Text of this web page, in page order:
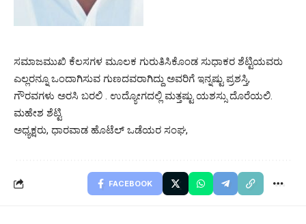
‌ಸಮಾಜಮುಖಿ ಕೆಲಸಗಳ ಮೂಲಕ ಗುರುತಿಸಿಕೊಂಡ ಸುಧಾಕರ ಶೆಟ್ಟಿಯವರು
ಎಲ್ಲರನ್ನೂ ಒಂದಾಗಿಸುವ ಗುಣದವರಾಗಿದ್ದು ಅವರಿಗೆ ಇನ್ನಷ್ಟು ಪ್ರಶಸ್ತಿ,
ಗೌರವಗಳು ಅರಸಿ ಬರಲಿ . ಉದ್ಯೋಗದಲ್ಲಿ ಮತ್ತಷ್ಟು ಯಶಸ್ಸು ದೊರೆಯಲಿ.
ಮಹೇಶ ಶೆಟ್ಟಿ
ಅಧ್ಯಕ್ಷರು, ಧಾರವಾಡ ಹೊಟೆಲ್ ಒಡೆಯರ ಸಂಘ,
FACEBOOK